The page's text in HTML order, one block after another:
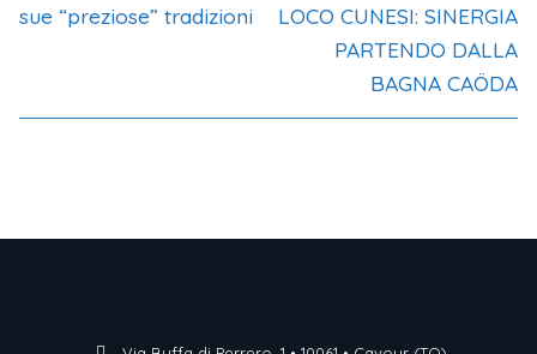
sue “preziose” tradizioni
LOCO CUNESI: SINERGIA
PARTENDO DALLA
BAGNA CAÖDA